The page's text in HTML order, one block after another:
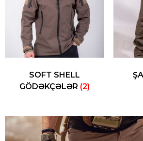
SOFT SHELL
GÖDƏKÇƏLƏR (2)